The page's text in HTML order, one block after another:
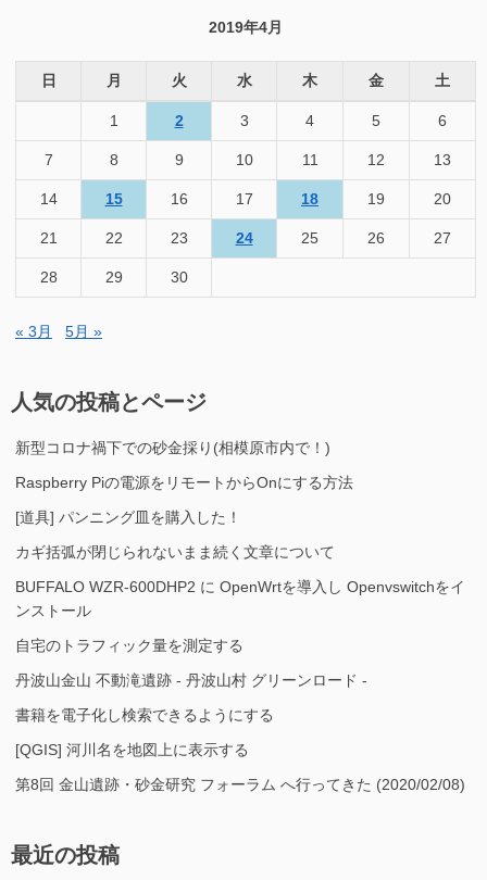
2019年4月
日 月 火 水 木 金 土
1 2 3 4 5 6
7 8 9 10 11 12 13
14 15 16 17 18 19 20
21 22 23 24 25 26 27
28 29 30
« 3月 5月 »
人気の投稿とページ
新型コロナ禍下での砂金採り(相模原市内で！)
Raspberry Piの電源をリモートからOnにする方法
[道具] パンニング皿を購入した！
カギ括弧が閉じられないまま続く文章について
BUFFALO WZR-600DHP2 に OpenWrtを導入し Openvswitchをイ
ンストール
自宅のトラフィック量を測定する
丹波山金山 不動滝遺跡 - 丹波山村 グリーンロード -
書籍を電子化し検索できるようにする
[QGIS] 河川名を地図上に表示する
第8回 金山遺跡・砂金研究 フォーラム へ行ってきた (2020/02/08)
最近の投稿